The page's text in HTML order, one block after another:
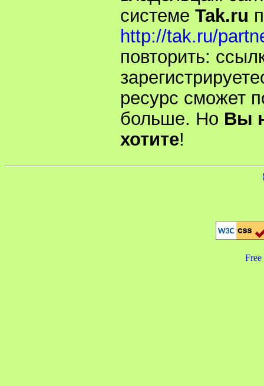
системе Tak.ru
http://tak.ru/
повторить:
ресурс сможет
больше. Но Вы
хотите!